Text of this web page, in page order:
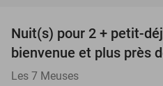
Nuit(s) pour 2 + petit-
bienvenue et plus près
Les 7 Meuses